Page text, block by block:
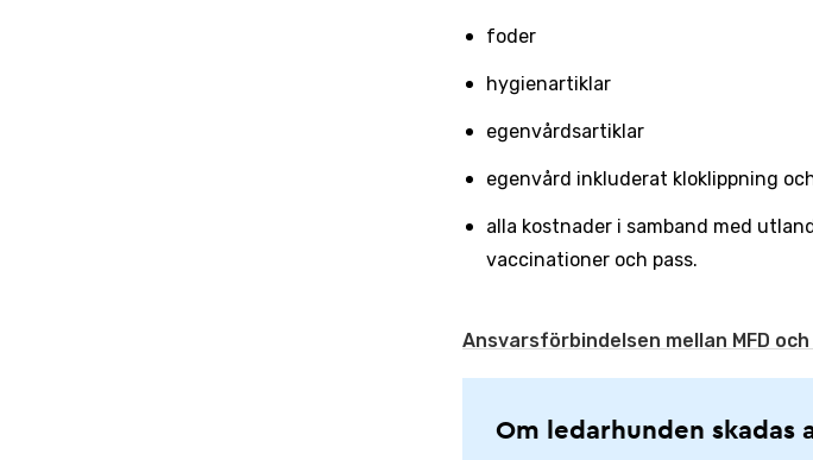
foder
hygienartiklar
egenvårdsartiklar
egenvård inkluderat kloklippning
alla kostnader i samband med
vaccinationer och pass.
Ansvarsförbindelsen mellan MFD
Om ledarhunden skadas